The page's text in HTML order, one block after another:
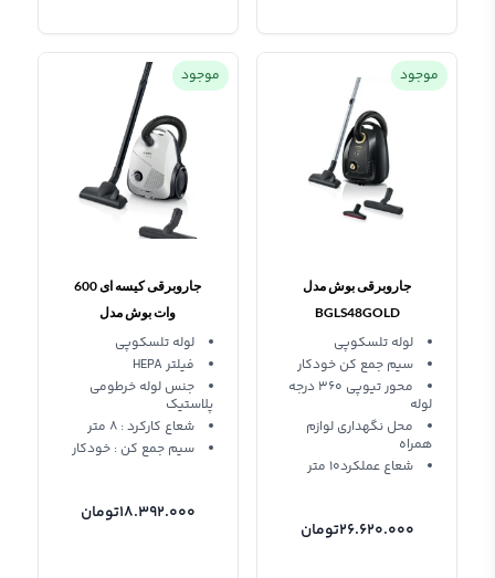
موجود
جاروبرقی بوش مدل
BGLS48GOLD
لوله تلسکوپی
سیم جمع کن خودکار
محور تیوپی 360 درجه
لوله
محل نگهداری لوازم
همراه
شعاع عملکرد10 متر
26.620.000تومان
موجود
جاروبرقی کیسه ای 600
وات بوش مدل
BGLS2WH1H
لوله تلسکوپی
فیلتر HEPA
جنس لوله خرطومی
پلاستیک
شعاع کارکرد : ۸ متر
سیم جمع کن : خودکار
18.392.000تومان